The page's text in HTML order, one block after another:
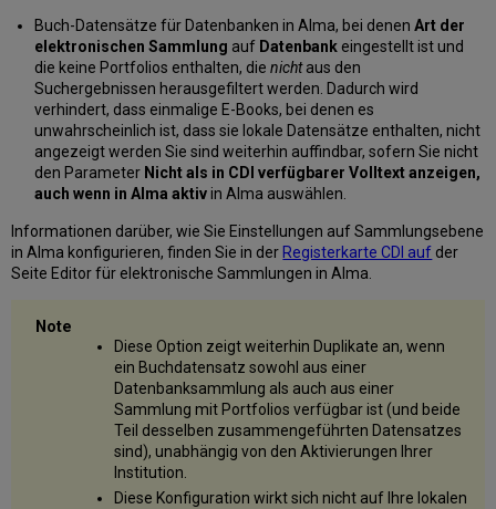
Buch-Datensätze für Datenbanken in Alma, bei denen Art der
elektronischen Sammlung auf Datenbankeingestellt ist und
die keine Portfolios enthalten, die nichtaus den
Suchergebnissen herausgefiltert werden. Dadurch wird
verhindert, dass einmalige E-Books, bei denen es
unwahrscheinlich ist, dass sie lokale Datensätze enthalten, nicht
angezeigt werden Sie sind weiterhin auffindbar, sofern Sie nicht
den Parameter Nicht als in CDI verfügbarer Volltext anzeigen,
auch wenn in Alma aktivin Alma auswählen.
Informationen darüber, wie Sie Einstellungen auf Sammlungsebene
in Alma konfigurieren, finden Sie in der Registerkarte CDI auf der
Seite Editor für elektronische Sammlungen in Alma.
Diese Option zeigt weiterhin Duplikate an, wenn
ein Buchdatensatz sowohl aus einer
Datenbanksammlung als auch aus einer
Sammlung mit Portfolios verfügbar ist (und beide
Teil desselben zusammengeführten Datensatzes
sind), unabhängig von den Aktivierungen Ihrer
Institution.
Diese Konfiguration wirkt sich nicht auf Ihre lokalen